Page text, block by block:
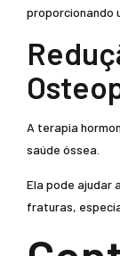
proporcionando
A terapia
saúde óssea.
Ela pode ajudar
fraturas,